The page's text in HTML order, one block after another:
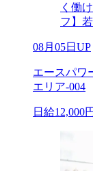
く働
フ】
08月05日UP
エースパワ
エリア-004
日給12,000